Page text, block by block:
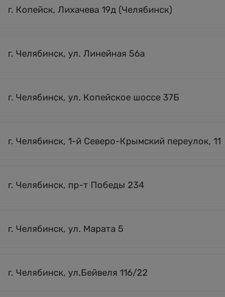
г. Копейск, Лихачева 19д (Челябинск)
г. Челябинск, ул. Линейная 56а
г. Челябинск, ул. Копейское шоссе 37Б
г. Челябинск, 1-й Северо-Крымский переулок, 11
г. Челябинск, пр-т Победы 234
г. Челябинск, ул. Марата 5
г. Челябинск, ул.Бейвеля 116/22